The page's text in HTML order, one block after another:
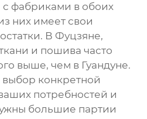
фабриками в обоих
них имеет свои
В Фуцзяне,
и пошива часто
выше, чем в Гуандуне.
конкретной
потребностей и
большие партии